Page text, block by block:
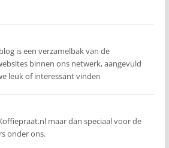
is een verzamelbak van de
binnen ons netwerk, aangevuld
leuk of interessant vinden
maar dan speciaal voor de
onder ons.